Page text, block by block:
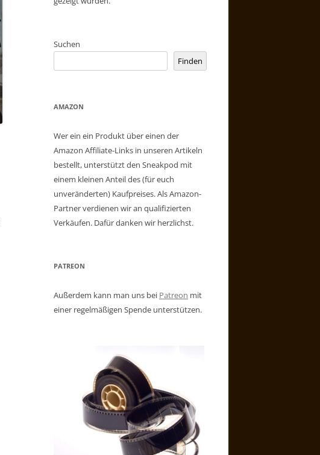
Suchen
Finden
AMAZON
Wer ein ein Produkt über einen der
Amazon Affiliate-Links in unseren Artikeln
bestellt, unterstützt den Sneakpod mit
einem kleinen Anteil des (für euch
unveränderten) Kaufpreises. Als Amazon-
Partner verdienen wir an qualifizierten
Verkäufen. Dafür danken wir herzlichst.
PATREON
Außerdem kann man uns bei Patreon mit
einer regelmäßigen Spende unterstützen.